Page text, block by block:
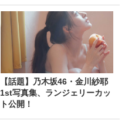
【話題】乃木坂46・金川紗耶
1st写真集、ランジェリーカッ
ト公開！